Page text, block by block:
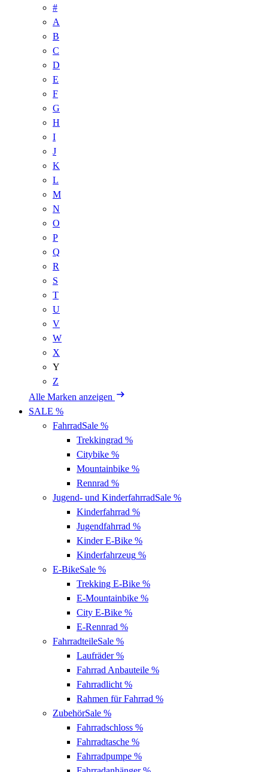
#
A
B
C
D
E
F
G
H
I
J
K
L
M
N
O
P
Q
R
S
T
U
V
W
X
Y
Z
Alle Marken anzeigen
SALE %
FahrradSale %
Trekkingrad %
Citybike %
Mountainbike %
Rennrad %
Jugend- und KinderfahrradSale %
Kinderfahrrad %
Jugendfahrrad %
Kinder E-Bike %
Kinderfahrzeug %
E-BikeSale %
Trekking E-Bike %
E-Mountainbike %
City E-Bike %
E-Rennrad %
FahrradteileSale %
Laufräder%
Fahrrad Anbauteile %
Fahrradlicht %
Rahmen für Fahrrad %
ZubehörSale %
Fahrradschloss %
Fahrradtasche %
Fahrradpumpe %